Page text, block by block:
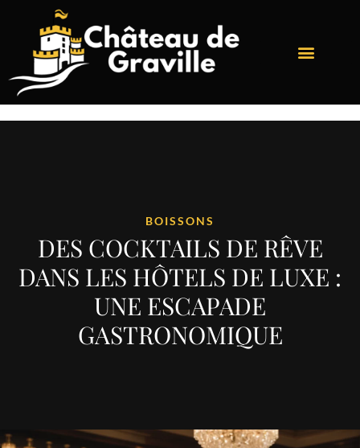
BOISSONS
DES COCKTAILS DE RÊVE
DANS LES HÔTELS DE LUXE :
UNE ESCAPADE
GASTRONOMIQUE